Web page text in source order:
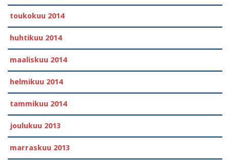
toukokuu 2014
huhtikuu 2014
maaliskuu 2014
helmikuu 2014
tammikuu 2014
joulukuu 2013
marraskuu 2013